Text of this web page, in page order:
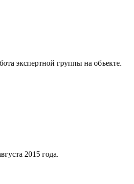
экспертной группы на объекте.
2015 года.